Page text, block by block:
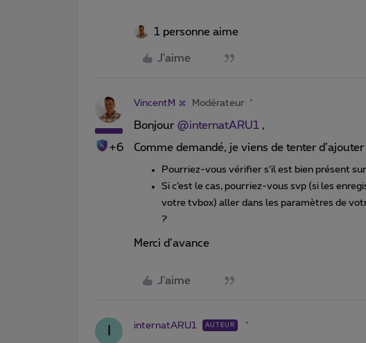
1 personne aime
J'aime
+6
VincentM Modérateur
Bonjour ​ @internatARU1 ,
Comme demandé, je viens de tenter
Pourriez-vous vérifier s’il est bien présent
Si c’est le cas, pourriez-vous svp (si les
votre tvbox) aller dans les paramètres de
?
Merci d’avance
J'aime
internatARU1 AUTEUR